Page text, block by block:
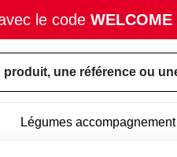
le code WELCOME
produit, une référence ou
Légumes accompagnement